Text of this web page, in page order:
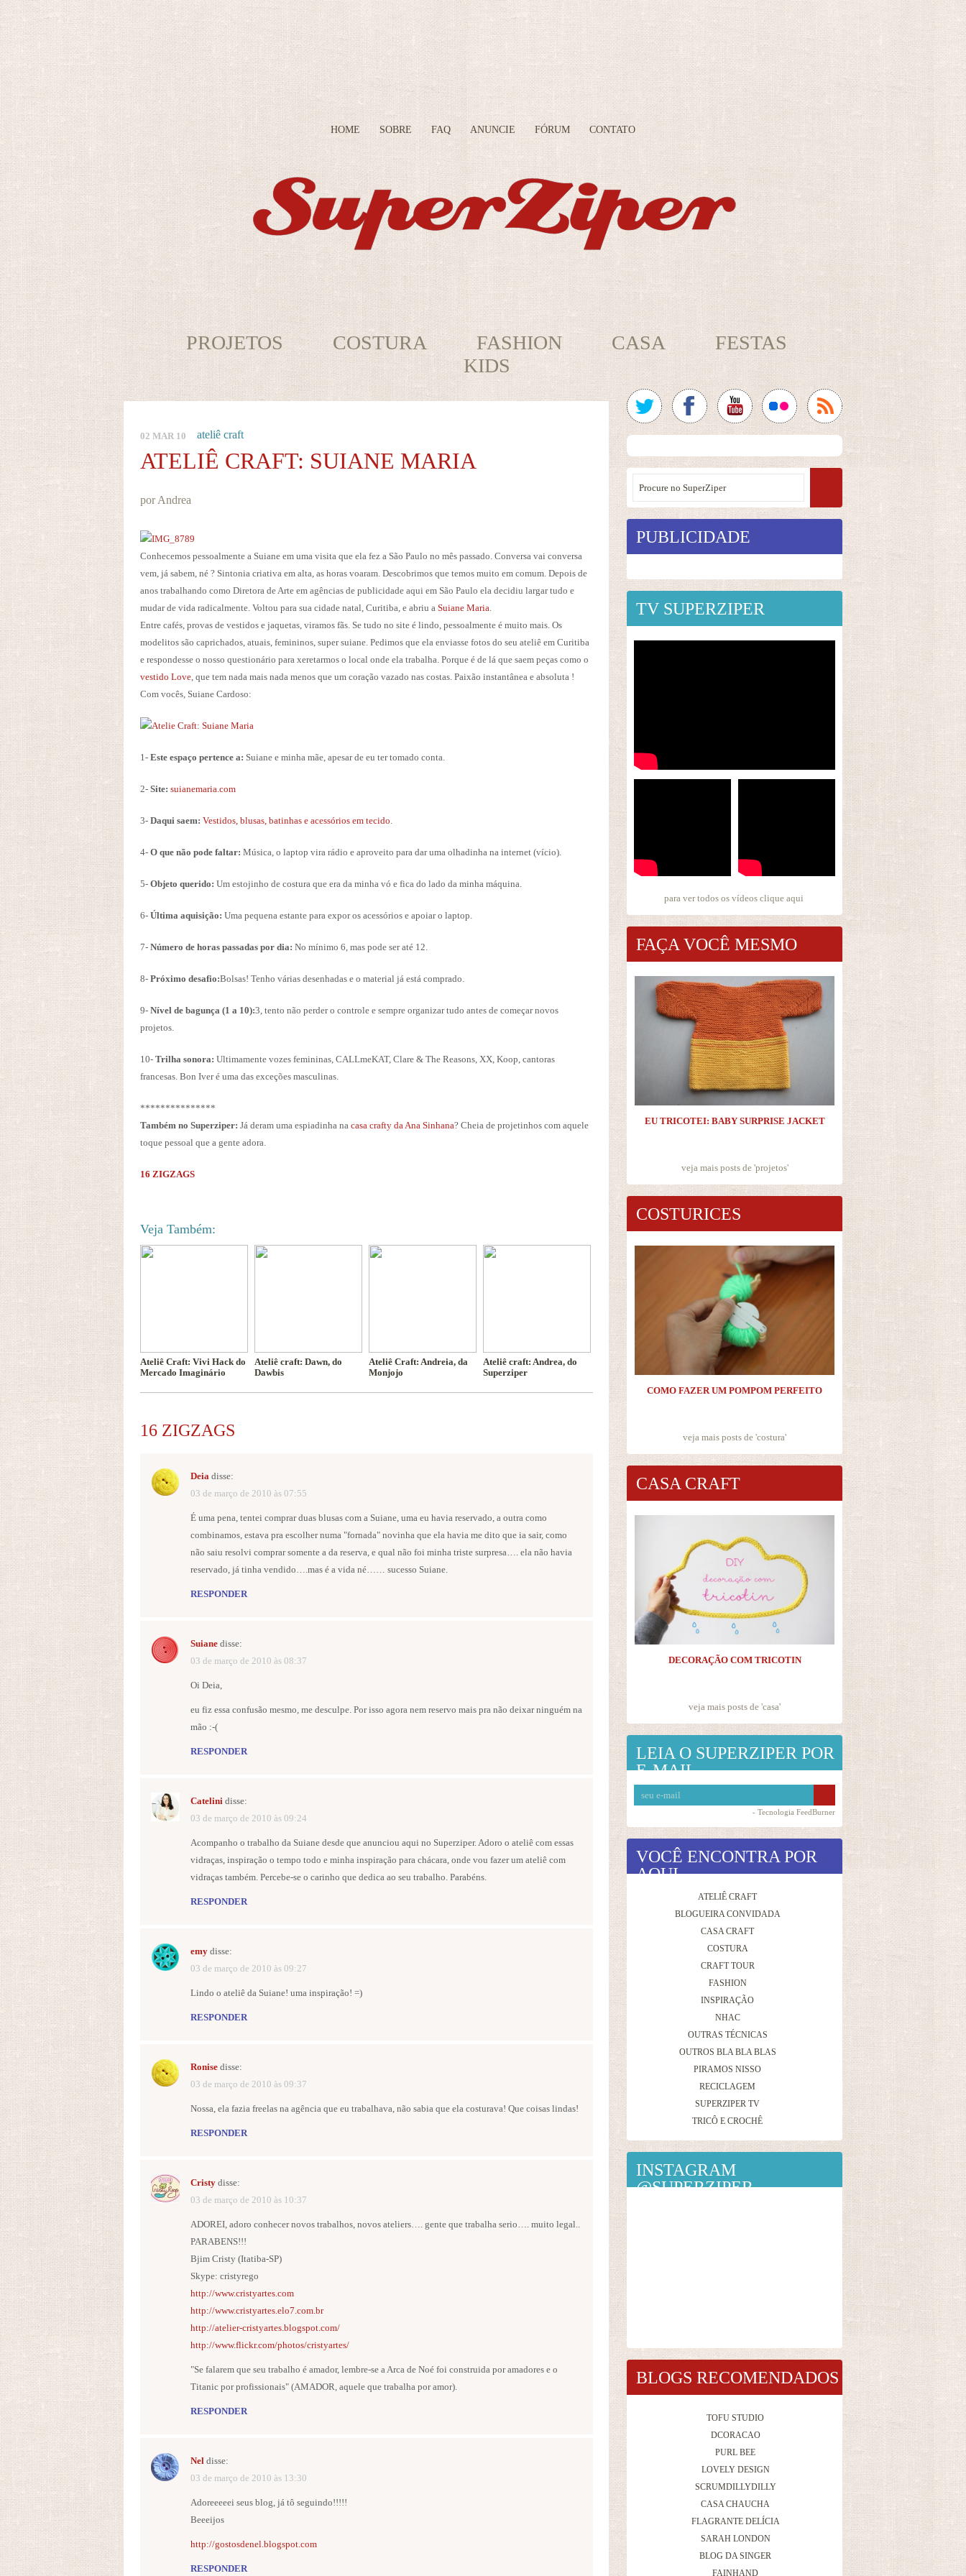
HOME SOBRE FAQ ANUNCIE FÓRUM CONTATO
PROJETOS COSTURA FASHION CASA
FESTAS
KIDS
02 MAR 10 ateliê craft
ATELIÊ CRAFT: SUIANE MARIA
por Andrea
Conhecemos pessoalmente a Suiane em uma visita que ela fez a São Paulo no mês passado. Conversa vai conversa
vem, já sabem, né ? Sintonia criativa em alta, as horas voaram. Descobrimos que temos muito em comum. Depois de
anos trabalhando como Diretora de Arte em agências de publicidade aqui em São Paulo ela decidiu largar tudo e
mudar de vida radicalmente. Voltou para sua cidade natal, Curitiba, e abriu a Suiane Maria.
Entre cafés, provas de vestidos e jaquetas, viramos fãs. Se tudo no site é lindo, pessoalmente é muito mais. Os
modelitos são caprichados, atuais, femininos, super suiane. Pedimos que ela enviasse fotos do seu ateliê em Curitiba
e respondesse o nosso questionário para xeretarmos o local onde ela trabalha. Porque é de lá que saem peças como o
vestido Love, que tem nada mais nada menos que um coração vazado nas costas. Paixão instantânea e absoluta !
Com vocês, Suiane Cardoso:
1- Este espaço pertence a: Suiane e minha mãe, apesar de eu ter tomado conta.
2- Site: suianemaria.com
3- Daqui saem: Vestidos, blusas, batinhas e acessórios em tecido.
4- O que não pode faltar: Música, o laptop vira rádio e aproveito para dar uma olhadinha na internet (vício).
5- Objeto querido: Um estojinho de costura que era da minha vó e fica do lado da minha máquina.
6- Última aquisição: Uma pequena estante para expor os acessórios e apoiar o laptop.
7- Número de horas passadas por dia: No mínimo 6, mas pode ser até 12.
8- Próximo desafio:Bolsas! Tenho várias desenhadas e o material já está comprado.
9- Nível de bagunça (1 a 10):3, tento não perder o controle e sempre organizar tudo antes de começar novos
projetos.
10- Trilha sonora: Ultimamente vozes femininas, CALLmeKAT, Clare & The Reasons, XX, Koop, cantoras
francesas. Bon Iver é uma das exceções masculinas.
***************
Também no Superziper: Já deram uma espiadinha na casa crafty da Ana Sinhana? Cheia de projetinhos com aquele
toque pessoal que a gente adora.
16 ZIGZAGS
Veja Também:
Ateliê Craft: Vivi Hack do
Mercado Imaginário
Ateliê craft: Dawn, do
Dawbis
Ateliê Craft: Andreia, da
Monjojo
Ateliê craft: Andrea, do
Superziper
16 ZIGZAGS
Deia disse:
03 de março de 2010 às 07:55
É uma pena, tentei comprar duas blusas com a Suiane, uma eu havia reservado, a outra como
combinamos, estava pra escolher numa "fornada" novinha que ela havia me dito que ia sair, como
não saiu resolvi comprar somente a da reserva, e qual não foi minha triste surpresa…. ela não havia
reservado, já tinha vendido….mas é a vida né…… sucesso Suiane.
RESPONDER
Suiane disse:
03 de março de 2010 às 08:37
Oi Deia,
eu fiz essa confusão mesmo, me desculpe. Por isso agora nem reservo mais pra não deixar ninguém na
mão :-(
RESPONDER
Catelini disse:
03 de março de 2010 às 09:24
Acompanho o trabalho da Suiane desde que anunciou aqui no Superziper. Adoro o ateliê com essas
vidraças, inspiração o tempo todo e minha inspiração para chácara, onde vou fazer um ateliê com
vidraças também. Percebe-se o carinho que dedica ao seu trabalho. Parabéns.
RESPONDER
emy disse:
03 de março de 2010 às 09:27
Lindo o ateliê da Suiane! uma inspiração! =)
RESPONDER
Ronise disse:
03 de março de 2010 às 09:37
Nossa, ela fazia freelas na agência que eu trabalhava, não sabia que ela costurava! Que coisas lindas!
RESPONDER
Cristy disse:
03 de março de 2010 às 10:37
ADOREI, adoro conhecer novos trabalhos, novos ateliers…. gente que trabalha serio…. muito legal..
PARABENS!!!
Bjim Cristy (Itatiba-SP)
Skype: cristyrego
http://www.cristyartes.com
http://www.cristyartes.elo7.com.br
http://atelier-cristyartes.blogspot.com/
http://www.flickr.com/photos/cristyartes/
"Se falarem que seu trabalho é amador, lembre-se a Arca de Noé foi construida por amadores e o
Titanic por profissionais" (AMADOR, aquele que trabalha por amor).
RESPONDER
Nel disse:
03 de março de 2010 às 13:30
Adoreeeeei seus blog, já tô seguindo!!!!!
Beeeijos
http://gostosdenel.blogspot.com
RESPONDER
PUBLICIDADE
TV SUPERZIPER
para ver todos os vídeos clique aqui
FAÇA VOCÊ MESMO
EU TRICOTEI: BABY SURPRISE JACKET
veja mais posts de 'projetos'
COSTURICES
COMO FAZER UM POMPOM PERFEITO
veja mais posts de 'costura'
CASA CRAFT
DECORAÇÃO COM TRICOTIN
veja mais posts de 'casa'
LEIA O SUPERZIPER POR
E-MAIL
- Tecnologia FeedBurner
VOCÊ ENCONTRA POR
AQUI
ATELIÊ CRAFT
BLOGUEIRA CONVIDADA
CASA CRAFT
COSTURA
CRAFT TOUR
FASHION
INSPIRAÇÃO
NHAC
OUTRAS TÉCNICAS
OUTROS BLA BLA BLAS
PIRAMOS NISSO
RECICLAGEM
SUPERZIPER TV
TRICÔ E CROCHÊ
INSTAGRAM
@SUPERZIPER
BLOGS RECOMENDADOS
TOFU STUDIO
DCORACAO
PURL BEE
LOVELY DESIGN
SCRUMDILLYDILLY
CASA CHAUCHA
FLAGRANTE DELÍCIA
SARAH LONDON
BLOG DA SINGER
FAINHAND